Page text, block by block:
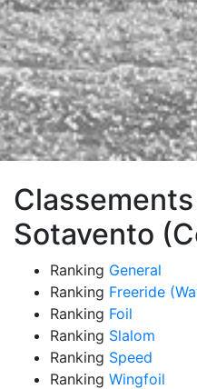
Sotavento
Ranking General
Ranking Freeride
Ranking Foil
Ranking Slalom
Ranking Speed
Ranking Wingfoil